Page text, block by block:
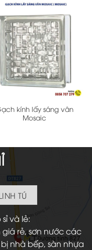
kính lấy sáng vân
Mosaic
TÚ
và lẻ:
rẻ, sơn nước các
nhà bếp, sàn nhựa